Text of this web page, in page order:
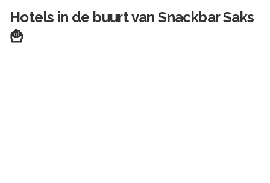
Hotels in de buurt vanSnackbar Saks
🍟